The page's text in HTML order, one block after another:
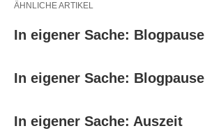
ÄHNLICHE ARTIKEL
In eigener Sache: Blogpause
In eigener Sache: Blogpause
In eigener Sache: Auszeit